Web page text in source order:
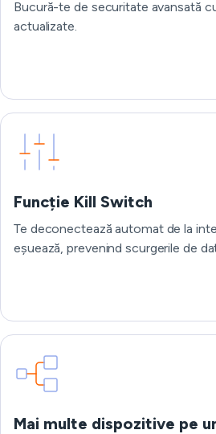
Bucură-te de securitate avansată
actualizate.
Funcție Kill Switch
Te deconectează automat de la
eșuează, prevenind scurgerile de
Mai multe dispozitive pe